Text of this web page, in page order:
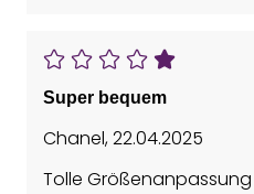
Super bequem
Chanel,22.04.2025
Tolle Größenanpassung